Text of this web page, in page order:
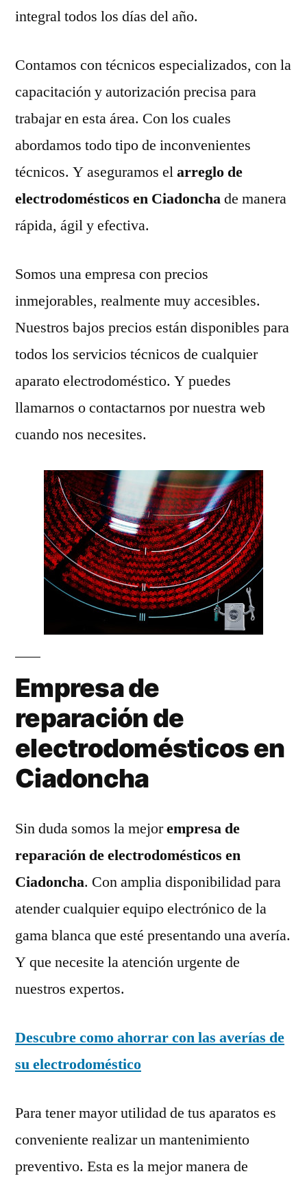
integral todos los días del año.
Contamos con técnicos especializados, con la
capacitación y autorización precisa para
trabajar en esta área. Con los cuales
abordamos todo tipo de inconvenientes
técnicos. Y aseguramos elarreglo de
electrodomésticos en Ciadonchade manera
rápida, ágil y efectiva.
Somos una empresa con precios
inmejorables, realmente muy accesibles.
Nuestros bajos precios están disponibles para
todos los servicios técnicos de cualquier
aparato electrodoméstico. Y puedes
llamarnos o contactarnos por nuestra web
cuando nos necesites.
Empresa de
reparación de
electrodomésticos en
Ciadoncha
Sin duda somos la mejorempresa de
reparación de electrodomésticos en
Ciadoncha. Con amplia disponibilidad para
atender cualquier equipo electrónico de la
gama blanca que esté presentando una avería.
Y que necesite la atención urgente de
nuestros expertos.
Descubre como ahorrar con las averías de
su electrodoméstico
Para tener mayor utilidad de tus aparatos es
conveniente realizar un mantenimiento
preventivo. Esta es la mejor manera de